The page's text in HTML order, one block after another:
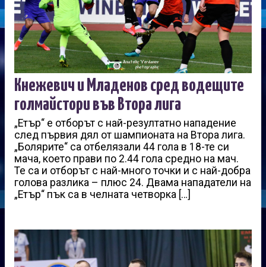
Кнежевич и Младенов сред водещите
голмайстори във Втора лига
„Етър“ е отборът с най-резултатно нападение
след първия дял от шампионата на Втора лига.
„Болярите“ са отбелязали 44 гола в 18-те си
мача, което прави по 2.44 гола средно на мач.
Те са и отборът с най-много точки и с най-добра
голова разлика – плюс 24. Двама нападатели на
„Етър“ пък са в челната четворка […]